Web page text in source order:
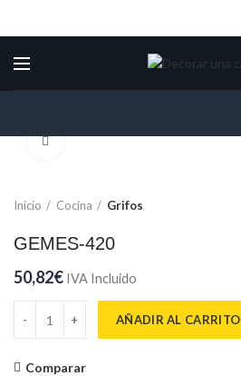
Inicio Cocina Grifos
GEMES-420
50,82€ IVA Incluido
AÑADIR AL CARRITO
Comparar